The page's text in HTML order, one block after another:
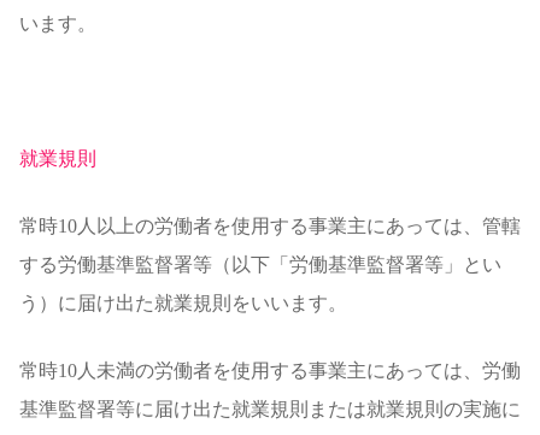
います。
就業規則
常時10人以上の労働者を使用する事業主にあっては、管轄
する労働基準監督署等（以下「労働基準監督署等」とい
う）に届け出た就業規則をいいます。
常時10人未満の労働者を使用する事業主にあっては、労働
基準監督署等に届け出た就業規則または就業規則の実施に